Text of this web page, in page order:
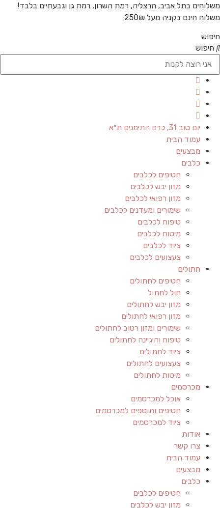
משלוחים בתל אביב, הרצליה, רמת השרון, רמת גן וגבעתיים בלבד!
משלוח חינם בקניה מעל 250₪
חיפוש
חיפוש
יום טוב 31, כרם התימנים ת״א
עמוד הבית
מבצעים
כלבים
חטיפים לכלבים
מזון יבש לכלבים
מזון רפואי לכלבים
שימורים ומעדנים לכלבים
טיפוח לכלבים
מיטות לכלבים
ציוד לכלבים
צעצועים לכלבים
חתולים
חטיפים לחתולים
חול לחתול
מזון יבש לחתולים
מזון רפואי לחתולים
שימורים ומזון רטוב לחתולים
טיפוח והיגיינה לחתולים
ציוד לחתולים
צעצועים לחתולים
מיטות לחתולים
מכרסמים
אוכל למכרסמים
חטיפים ותוספים למכרסמים
ציוד למכרסמים
אודות
צרו קשר
עמוד הבית
מבצעים
כלבים
חטיפים לכלבים
מזון יבש לכלבים